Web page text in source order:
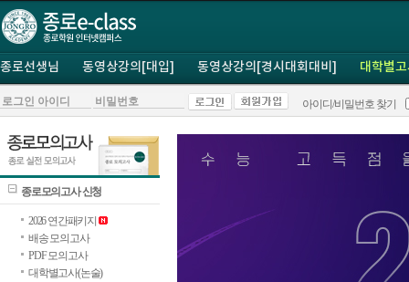
종로선생님 동영상강의[대입] 동영상강의[경시대회대비] 대학별
아이디/비밀번호 찾기
종로모의고사 신청
2026 연간패키지
배송 모의고사
PDF 모의고사
대학별고사(논술)